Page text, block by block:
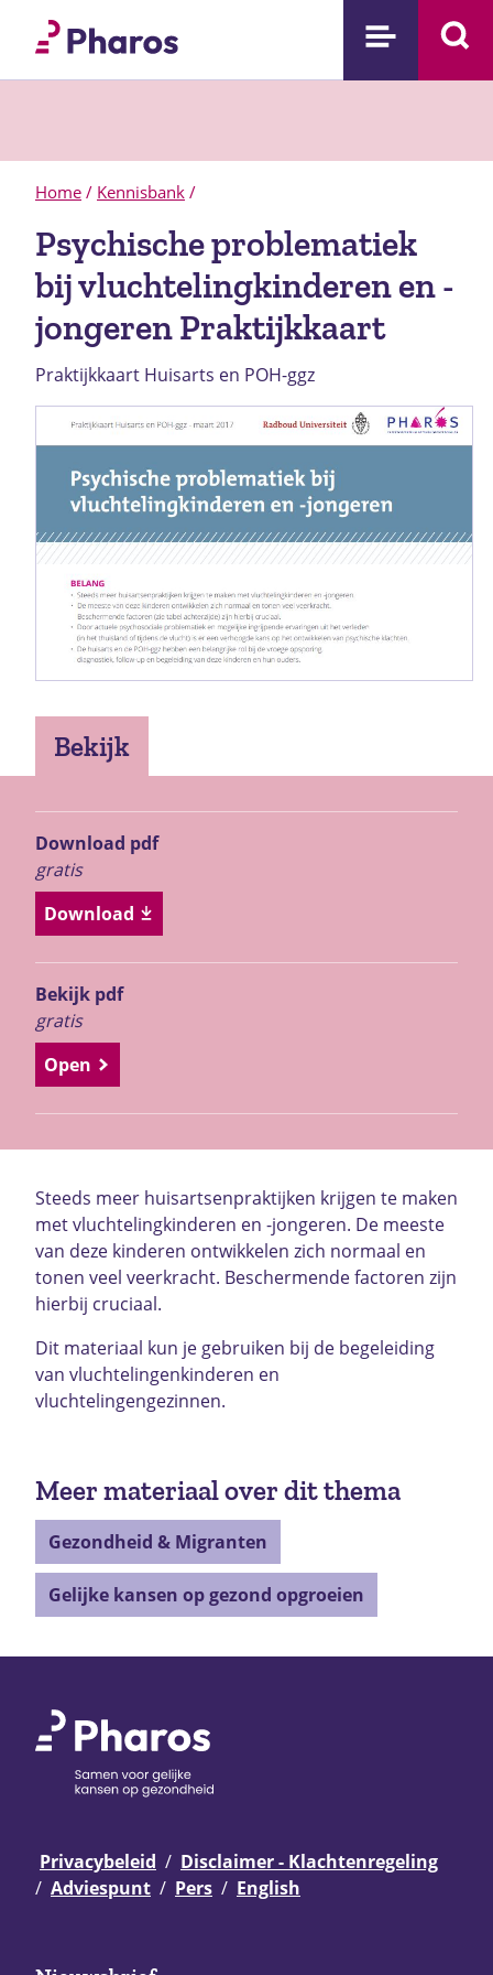
Home / Kennisbank /
Psychische problematiek
bij vluchtelingkinderen en -
jongeren Praktijkkaart
Praktijkkaart Huisarts en POH-ggz
Bekijk
Download pdf
gratis
Download
Bekijk pdf
gratis
Open
Steeds meer huisartsenpraktijken krijgen te maken
met vluchtelingkinderen en -jongeren. De meeste
van deze kinderen ontwikkelen zich normaal en
tonen veel veerkracht. Beschermende factoren zijn
hierbij cruciaal.
Dit materiaal kun je gebruiken bij de begeleiding
van vluchtelingenkinderen en
vluchtelingengezinnen.
Meer materiaal over dit thema
Gezondheid & Migranten
Gelijke kansen op gezond opgroeien
Privacybeleid
Disclaimer - Klachtenregeling
Adviespunt
Pers English